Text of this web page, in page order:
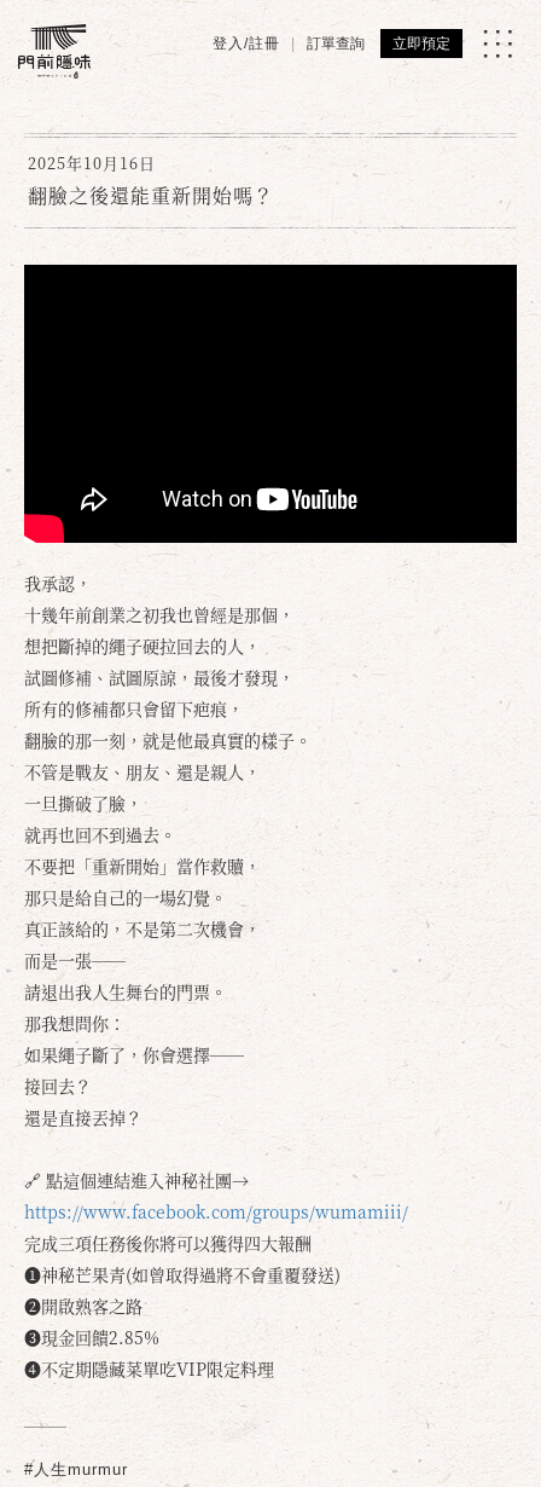
登入/註冊 訂單查詢 立即預定
2025年10月16日
翻臉之後還能重新開始嗎？
我承認，
十幾年前創業之初我也曾經是那個，
想把斷掉的繩子硬拉回去的人，
試圖修補、試圖原諒，最後才發現，
所有的修補都只會留下疤痕，
翻臉的那一刻，就是他最真實的樣子。
不管是戰友、朋友、還是親人，
一旦撕破了臉，
就再也回不到過去。
不要把「重新開始」當作救贖，
那只是給自己的一場幻覺。
真正該給的，不是第二次機會，
而是一張──
請退出我人生舞台的門票。
那我想問你：
如果繩子斷了，你會選擇──
接回去？
還是直接丟掉？
🔗 點這個連結進入神秘社團→
https://www.facebook.com/groups/wumamiii/
完成三項任務後你將可以獲得四大報酬
❶神秘芒果青(如曾取得過將不會重覆發送)
❷開啟熟客之路
❸現金回饋2.85%
❹不定期隱藏菜單吃VIP限定料理
#人生murmur